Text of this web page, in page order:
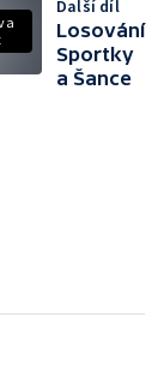
Další díl
Losování
Sportky
a Šance